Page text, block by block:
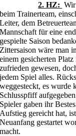
2. HZ:
beim Trainerteam,
Leiter, dem
Mannschaft für eine
gespielte Saison
Zittersaison wäre man
einem gesicherten
zufrieden gewesen,
jedem Spiel alles.
weggesteckt, es wurde
Schlusspfiff
Spieler gaben ihr
Aufstieg gereicht hat,
Neuanfang gestartet
macht.